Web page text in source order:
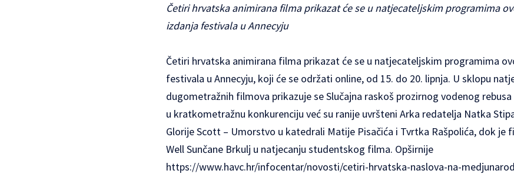
Četiri hrvatska animirana filma prikazat će se u natjecateljskim programima
izdanja festivala u Annecyju
Četiri hrvatska animirana filma prikazat će se u natjecateljskim programima
festivala u Annecyju, koji će se održati online, od 15. do 20. lipnja. U sklopu
dugometražnih filmova prikazuje se Slučajna raskoš prozirnog vodenog
u kratkometražnu konkurenciju već su ranije uvršteni Arka redatelja Natka
Glorije Scott – Umorstvo u katedrali Matije Pisačića i Tvrtka Rašpolića, dok je
Well Sunčane Brkulj u natjecanju studentskog filma. Opširnije
https://www.havc.hr/infocentar/novosti/cetiri-hrvatska-naslova-na-